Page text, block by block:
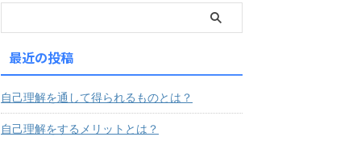
最近の投稿
自己理解を通して得られるものとは？
自己理解をするメリットとは？